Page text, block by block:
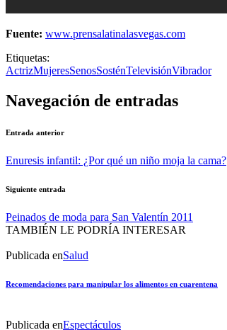
Fuente: www.prensalatinalasvegas.com
Etiquetas:
ActrizMujeresSenosSosténTelevisiónVibrador
Navegación de entradas
Entrada anterior
Enuresis infantil: ¿Por qué un niño moja la cama?
Siguiente entrada
Peinados de moda para San Valentín 2011
TAMBIÉN LE PODRÍA INTERESAR
Publicada enSalud
Recomendaciones para manipular los alimentos en cuarentena
Publicada enEspectáculos